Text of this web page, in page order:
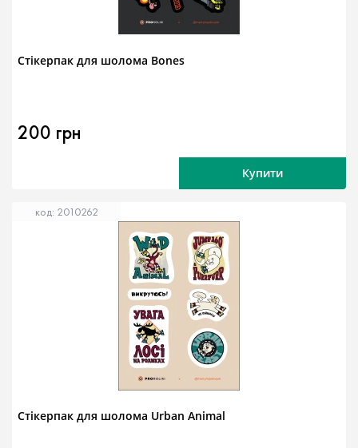
Стікерпак для шолома Bones
200 грн
Купити
код: 2010262
Стікерпак для шолома Urban Animal